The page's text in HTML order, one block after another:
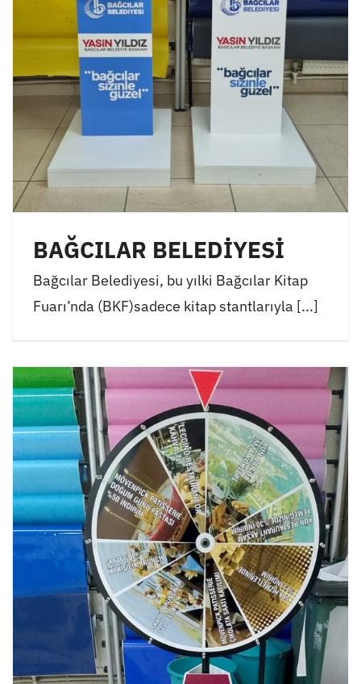
BAĞCILAR BELEDİYESİ
Bağcılar Belediyesi, bu yılki Bağcılar Kitap
Fuarı’nda (BKF)sadece kitap stantlarıyla [...]